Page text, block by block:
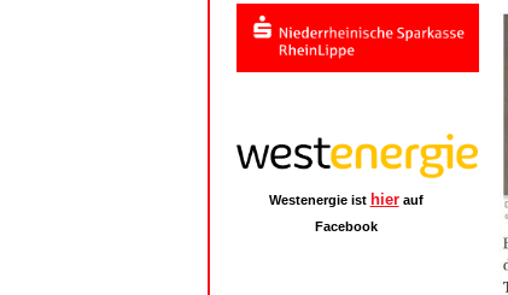
Westenergie ist hierauf
Facebook